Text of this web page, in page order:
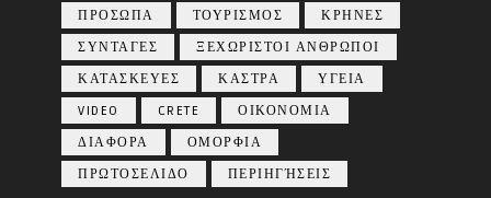
ΠΡΟΣΩΠΑ
ΤΟΥΡΙΣΜΟΣ
ΚΡΗΝΕΣ
ΣΥΝΤΑΓΕΣ
ΞΕΧΩΡΙΣΤΟΙ ΑΝΘΡΩΠΟΙ
ΚΑΤΑΣΚΕΥΕΣ
ΚΑΣΤΡΑ
ΥΓΕΙΑ
VIDEO
CRETE
ΟΙΚΟΝΟΜΙΑ
ΔΙΑΦΟΡΑ
ΟΜΟΡΦΙΑ
ΠΡΩΤΟΣΕΛΙΔΟ
ΠΕΡΙΗΓΉΣΕΙΣ